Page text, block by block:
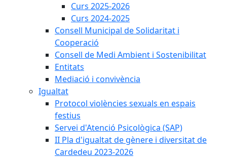
Curs 2025-2026
Curs 2024-2025
Consell Municipal de Solidaritat i
Cooperació
Consell de Medi Ambient i Sostenibilitat
Entitats
Mediació i convivència
Igualtat
Protocol violències sexuals en espais
festius
Servei d'Atenció Psicològica (SAP)
II Pla d'igualtat de gènere i diversitat de
Cardedeu 2023-2026